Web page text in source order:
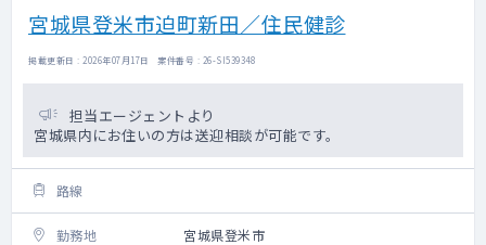
宮城県登米市迫町新田／住民健診
掲載更新日 : 2026年07月17日 案件番号 : 26-SI539348
担当エージェントより
宮城県内にお住いの方は送迎相談が可能です。
路線
勤務地 宮城県登米市